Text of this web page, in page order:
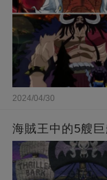
2024/04/30
海賊王中的5艘